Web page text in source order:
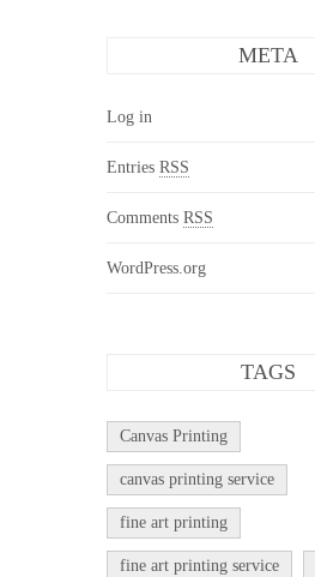
META
Log in
Entries RSS
Comments RSS
WordPress.org
TAGS
Canvas Printing
canvas printing service
fine art printing
fine art printing service